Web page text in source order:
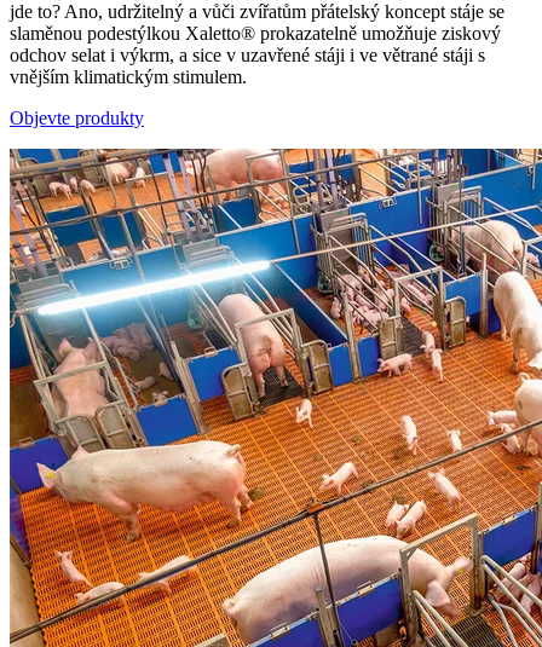
jde to? Ano, udržitelný a vůči zvířatům přátelský koncept stáje se
slaměnou podestýlkou Xaletto® prokazatelně umožňuje ziskový
odchov selat i výkrm, a sice v uzavřené stáji i ve větrané stáji s
vnějším klimatickým stimulem.
Objevte produkty